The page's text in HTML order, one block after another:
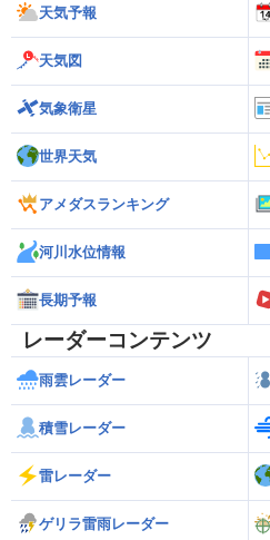
天気予報
天気図
気象衛星
世界天気
アメダスランキング
河川水位情報
長期予報
レーダーコンテンツ
雨雲レーダー
積雪レーダー
雷レーダー
ゲリラ雷雨レーダー